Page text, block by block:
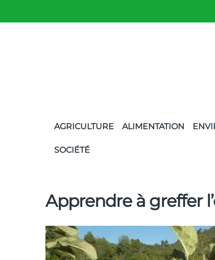
AGRICULTURE ALIMENTATION
SOCIÉTÉ
Apprendre à greffer